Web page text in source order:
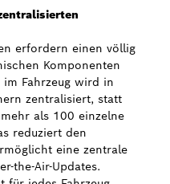
erfordern einen völlig
Komponenten
im Fahrzeug wird in
zentralisiert, statt
als 100 einzelne
reduziert den
eine zentrale
the-Air-Updates.